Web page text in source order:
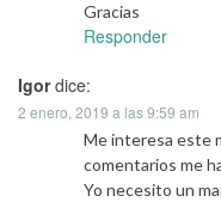
Gracias
Responder
Igor dice:
2 enero, 2019 a las 9:59 am
Me interesa este
comentarios me
Yo necesito un